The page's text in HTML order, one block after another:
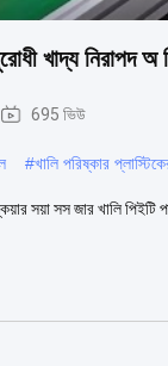
খাদ্য নিরাপদ
695 ভিউ
#খালি পরিষ্কার
সস জার খালি পিইটি